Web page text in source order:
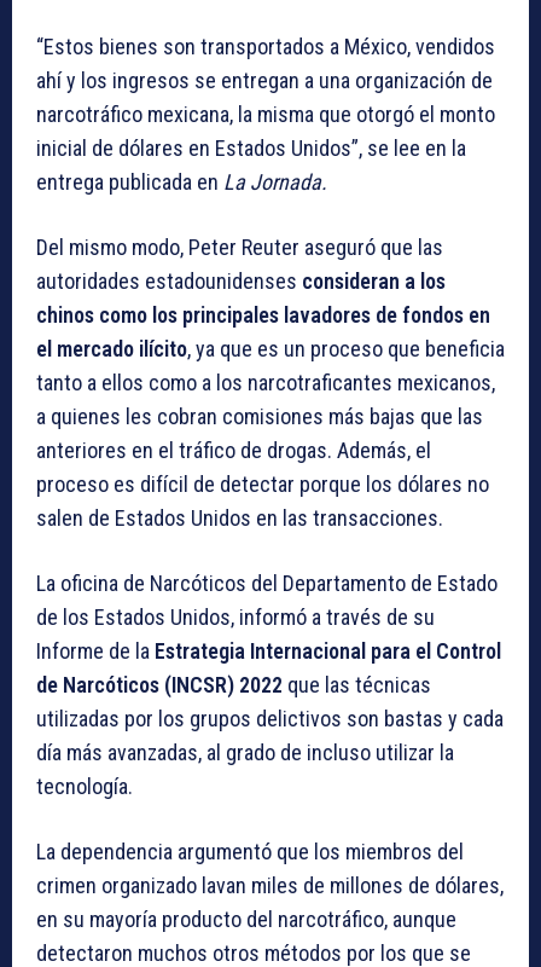
“Estos bienes son transportados a México, vendidos
ahí y los ingresos se entregan a una organización de
narcotráfico mexicana, la misma que otorgó el monto
inicial de dólares en Estados Unidos”, se lee en la
entrega publicada en La Jornada.
Del mismo modo, Peter Reuter aseguró que las
autoridades estadounidenses consideran a los
chinos como los principales lavadores de fondos en
el mercado ilícito, ya que es un proceso que beneficia
tanto a ellos como a los narcotraficantes mexicanos,
a quienes les cobran comisiones más bajas que las
anteriores en el tráfico de drogas. Además, el
proceso es difícil de detectar porque los dólares no
salen de Estados Unidos en las transacciones.
La oficina de Narcóticos del Departamento de Estado
de los Estados Unidos, informó a través de su
Informe de la Estrategia Internacional para el Control
de Narcóticos (INCSR) 2022 que las técnicas
utilizadas por los grupos delictivos son bastas y cada
día más avanzadas, al grado de incluso utilizar la
tecnología.
La dependencia argumentó que los miembros del
crimen organizado lavan miles de millones de dólares,
en su mayoría producto del narcotráfico, aunque
detectaron muchos otros métodos por los que se